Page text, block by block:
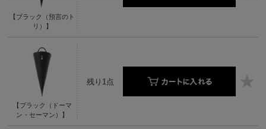
【ブラック（預言のト
リ）】
【ブラック（ドーマ
ン・セーマン）】
残り1点